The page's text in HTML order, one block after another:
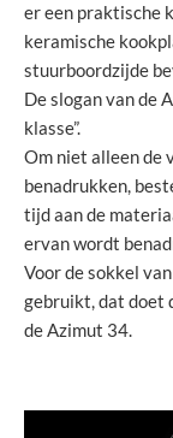
er een praktische
keramische
stuurboordzijde
De slogan van de
klasse”.
Om niet alleen de
benadrukken,
tijd aan de
ervan wordt
Voor de sokkel
gebruikt, dat doet
de Azimut 34.